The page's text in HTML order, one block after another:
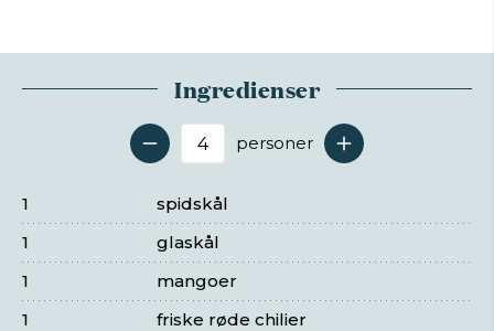
Ingredienser
Antal serveringer
personer
spidskål
1
glaskål
1
mangoer
1
friske røde chilier
1